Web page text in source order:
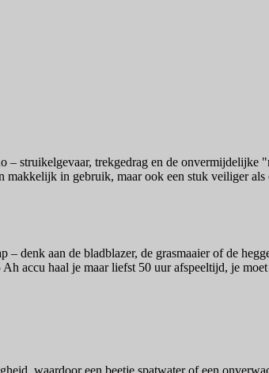
– struikelgevaar, trekgedrag en de
in gebruik, maar ook een stuk veiliger als
denk aan de bladblazer, de grasmaaier of de
accu haal je maar liefst 50 uur afspeeltijd, je